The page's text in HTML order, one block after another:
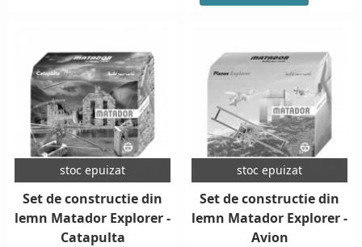
stoc epuizat
Set de constructie din
lemn Matador Explorer -
Catapulta
stoc epuizat
Set de constructie din
lemn Matador Explorer -
Avion